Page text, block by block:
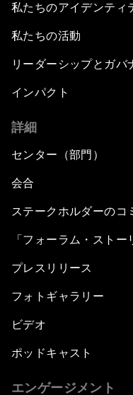
私たちのアイデンティ
私たちの活動
リーダーシップとガバ
インパクト
詳細
センター（部門）
会合
ステークホルダーのコ
「フォーラム・ストー
プレスリリース
フォトギャラリー
ビデオ
ポッドキャスト
エンゲージメント